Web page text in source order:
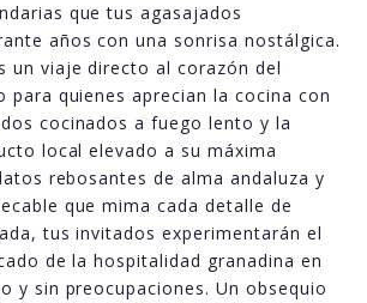
que tus agasajados
años con una sonrisa nostálgica.
un viaje directo al corazón del
para quienes aprecian la cocina con
cocinados a fuego lento y la
local elevado a su máxima
rebosantes de alma andaluza y
que mima cada detalle de
tus invitados experimentarán el
de la hospitalidad granadina en
y sin preocupaciones. Un obsequio